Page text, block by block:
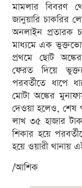
মামলার বিবরণ
জানুয়ারি চাকরির
অনলাইন প্রতারক
মাধ্যমে এক
প্রথমে ছোট
ফেরত দিয়ে
পরবর্তীতে ধাপে
মোটা অঙ্কের
দেওয়া হলেও, শেষ
লাখ ৩৫ হাজার
শিকার হয়ে
হয়ে ওয়ারী থানায়
/আশিক